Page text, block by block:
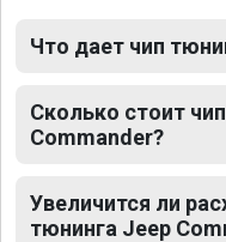
Что дает чип
Сколько стоит
Commander?
Увеличится ли
тюнинга Jeep